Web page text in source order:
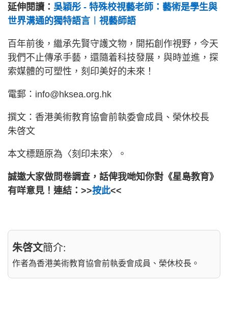
延伸閱讀： 吳穎彤 - 特殊校視藝老師：藝術是學生與
世界溝通的獨特語言︱視藝師語
百年前後，繼承先賢守護文物，開拓創作視野，今天
我們不止傳承手藝，還隨着科技發展，與時並進，探
索媒體的可塑性，刻印美好的未來！
電郵：info@hksea.org.hk
撰文：香港美術教育協會前執委會成員、榮休校長
朱啓文
本文標題原為〈刻印未來〉。
誠邀大家做問卷調查，話俾我哋知你對《星島教育》
有咩意見！連結：>>按此<<
朱啓文簡介:
作者為香港美術教育協會前執委會成員、榮休校長。